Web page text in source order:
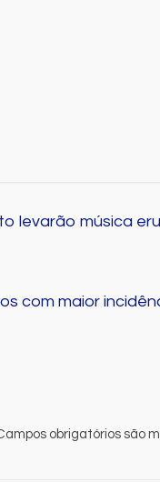
levarão música
com maior
obrigatórios são